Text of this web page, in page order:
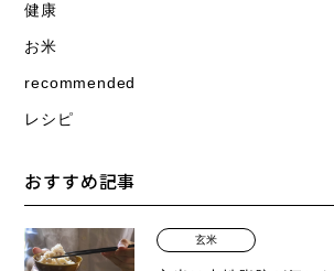
健康
お米
recommended
レシピ
おすすめ記事
玄米